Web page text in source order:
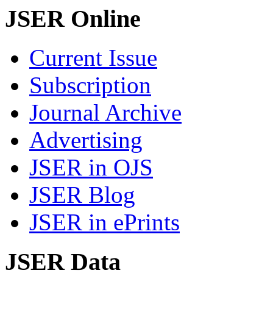
JSER Online
Current Issue
Subscription
Journal Archive
Advertising
JSER in OJS
JSER Blog
JSER in ePrints
JSER Data